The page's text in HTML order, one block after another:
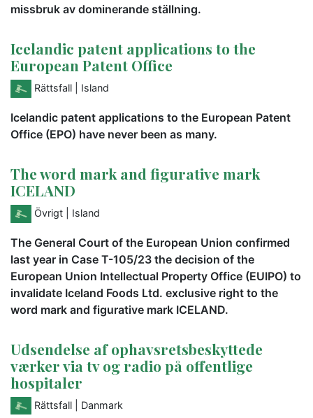
missbruk av dominerande ställning.
Icelandic patent applications to the
European Patent Office
Rättsfall | Island
Icelandic patent applications to the European Patent
Office (EPO) have never been as many.
The word mark and figurative mark
ICELAND
Övrigt | Island
The General Court of the European Union confirmed
last year in Case T-105/23 the decision of the
European Union Intellectual Property Office (EUIPO) to
invalidate Iceland Foods Ltd. exclusive right to the
word mark and figurative mark ICELAND.
Udsendelse af ophavsretsbeskyttede
værker via tv og radio på offentlige
hospitaler
Rättsfall | Danmark